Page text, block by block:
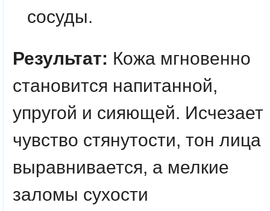
сосуды.
Результат: Кожа мгновенно
становится напитанной,
упругой и сияющей. Исчезает
чувство стянутости, тон лица
выравнивается, а мелкие
заломы сухости